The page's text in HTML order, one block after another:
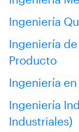
Ingeniería
Ingeniería
Producto
Ingeniería
Ingeniería
Industriales)